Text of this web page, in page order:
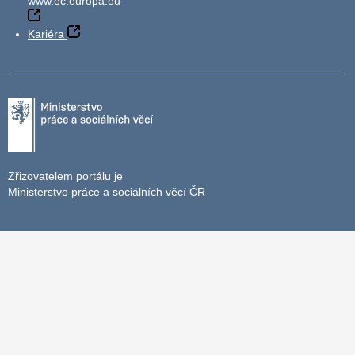
Kariéra
Zřizovatelem portálu je
Ministerstvo práce a sociálních věcí ČR